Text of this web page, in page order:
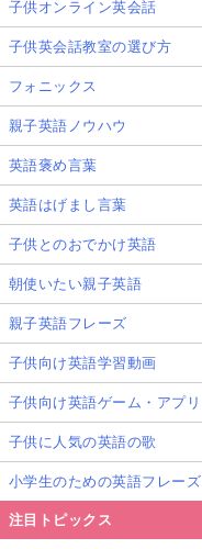
子供オンライン英会話
子供英会話教室の選び方
フォニックス
親子英語ノウハウ
英語褒め言葉
英語はげまし言葉
子供とのおでかけ英語
朝使いたい親子英語
親子英語フレーズ
子供向け英語学習動画
子供向け英語ゲーム・アプリ
子供に人気の英語の歌
小学生のための英語フレーズ
注目トピックス